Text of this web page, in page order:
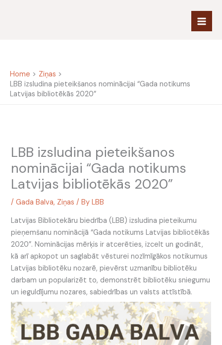
Home
Ziņas
LBB izsludina pieteikšanos nominācijai “Gada notikums
Latvijas bibliotēkās 2020”
LBB izsludina pieteikšanos
nominācijai “Gada notikums
Latvijas bibliotēkās 2020”
/Gada Balva, Ziņas / ByLBB
Latvijas Bibliotekāru biedrība (LBB) izsludina pieteikumu
pieņemšanu nominācijā “Gada notikums Latvijas bibliotēkās
2020”. Nominācijas mērķis ir atcerēties, izcelt un godināt,
kā arī apkopot un saglabāt vēsturei nozīmīgākos notikumus
Latvijas bibliotēku nozarē, pievērst uzmanību bibliotēku
darbam un popularizēt to, demonstrēt bibliotēku sniegumu
un ieguldījumu nozares, sabiedrības un valsts attīstībā.